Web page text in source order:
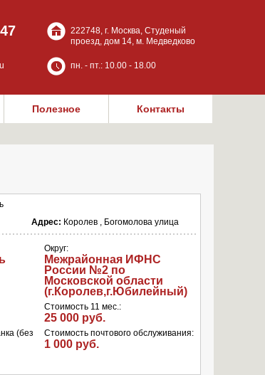
222748, г. Москва, Студеный
проезд, дом 14, м. Медведково
пн. - пт.: 10.00 - 18.00
Полезное Контакты
Адрес: Королев , Богомолова улица
Округ:
Межрайонная ИФНС
России №2 по
Московской области
(г.Королев,г.Юбилейный)
Стоимость 11 мес.:
25 000 руб.
(без
Стоимость почтового обслуживания:
1 000 руб.